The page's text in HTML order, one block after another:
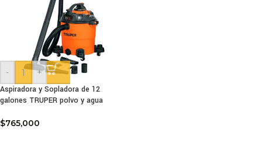
-
+
Aspiradora y Sopladora de 12
galones TRUPER polvo y agua
$765,000